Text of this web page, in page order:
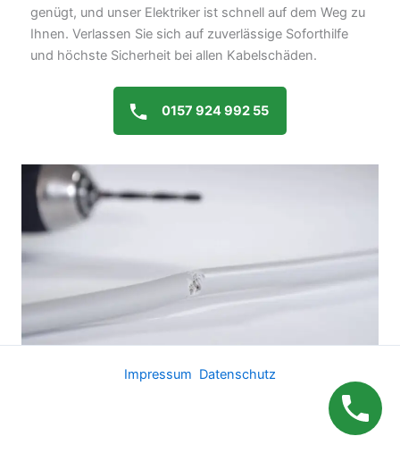
genügt, und unser Elektriker ist schnell auf dem Weg zu
Ihnen. Verlassen Sie sich auf zuverlässige Soforthilfe
und höchste Sicherheit bei allen Kabelschäden.
0157 924 992 55
Impressum Datenschutz